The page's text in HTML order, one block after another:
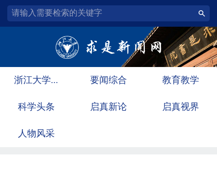
浙江大学... 要闻综合 教育教学
科学头条 启真新论 启真视界
人物风采